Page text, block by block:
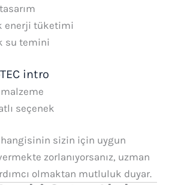
enerji tüketimi
su temini
intro
malzeme
seçenek
sizin için uygun
zorlanıyorsanız, uzman
olmaktan mutluluk duyar.